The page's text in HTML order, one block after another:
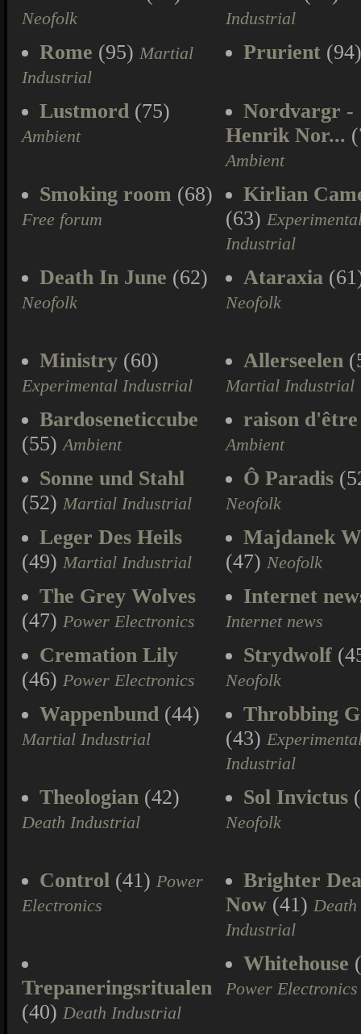
Neofolk
Industrial
Rome (95) Martial
Industrial
Prurient
Lustmord (75)
Ambient
Nordvargr -
Henrik Nor...
Ambient
Smoking room (68)
Free forum
Kirlian
(63)
Industrial
Death In June (62)
Neofolk
Ataraxia
Neofolk
Ministry (60)
Experimental Industrial
Allerseelen
Martial Industrial
Bardoseneticcube
(55)Ambient
raison d'être
Ambient
Sonne und Stahl
(52) Martial Industrial
Ô Paradis
Neofolk
Leger Des Heils
(49) Martial Industrial
Majdanek
(47) Neofolk
The Grey Wolves
(47) Power Electronics
Internet
Internet news
Cremation Lily
(46) Power Electronics
Strydwolf
Neofolk
Wappenbund (44)
Martial Industrial
Throbbing
(43)
Industrial
Theologian (42)
Death Industrial
Sol Invictus
Neofolk
Control (41) Power
Electronics
Brighter
Now (41) Death
Industrial
Trepaneringsritualen
(40) Death Industrial
Whitehouse
Power Electronics